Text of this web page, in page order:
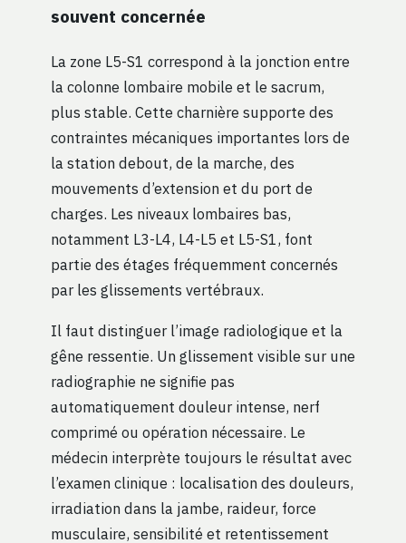
souvent concernée
La zone L5-S1 correspond à la jonction entre
la colonne lombaire mobile et le sacrum,
plus stable. Cette charnière supporte des
contraintes mécaniques importantes lors de
la station debout, de la marche, des
mouvements d’extension et du port de
charges. Les niveaux lombaires bas,
notamment L3-L4, L4-L5 et L5-S1, font
partie des étages fréquemment concernés
par les glissements vertébraux.
Il faut distinguer l’image radiologique et la
gêne ressentie. Un glissement visible sur une
radiographie ne signifie pas
automatiquement douleur intense, nerf
comprimé ou opération nécessaire. Le
médecin interprète toujours le résultat avec
l’examen clinique : localisation des douleurs,
irradiation dans la jambe, raideur, force
musculaire, sensibilité et retentissement